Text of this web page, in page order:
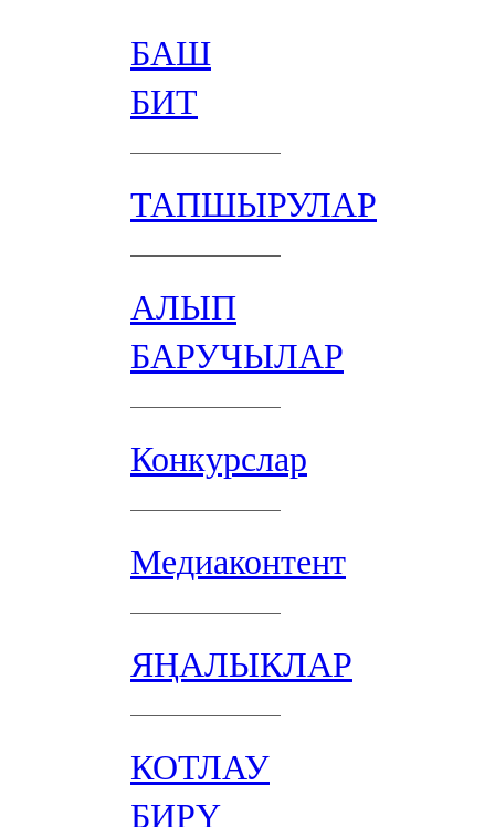
БАШ
БИТ
ТАПШЫРУЛАР
АЛЫП
БАРУЧЫЛАР
Конкурслар
Медиаконтент
ЯҢАЛЫКЛАР
КОТЛАУ
БИРҮ